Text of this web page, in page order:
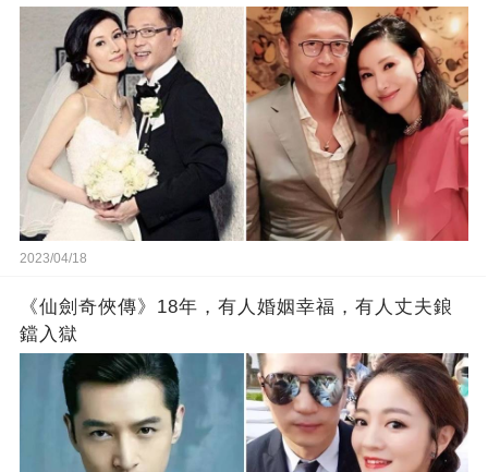
2023/04/18
《仙劍奇俠傳》18年，有人婚姻幸福，有人丈夫鋃
鐺入獄